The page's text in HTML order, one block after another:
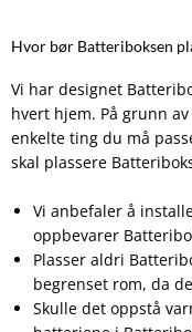
Hvor bør Batteriboksen
Vi har designet
hvert hjem. På grunn
enkelte ting du må
skal plassere
Vi anbefaler å
oppbevarer
Plasser aldri
begrenset rom, da
Skulle det oppstå